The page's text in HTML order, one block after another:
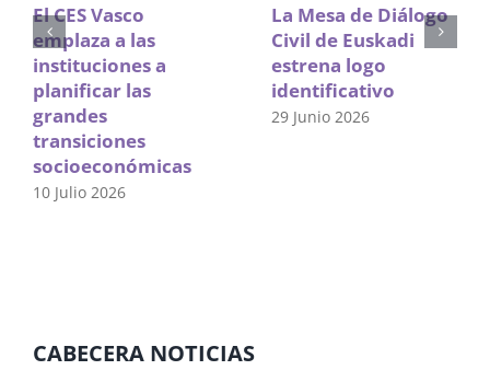
El CES Vasco
emplaza a las
instituciones a
planificar las
grandes
transiciones
socioeconómicas
10 Julio 2026
La Mesa de Diálogo
Civil de Euskadi
estrena logo
identificativo
29 Junio 2026
CABECERA NOTICIAS